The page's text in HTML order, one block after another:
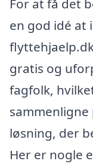
For at få det
en god idé at
gratis og
fagfolk,
løsning, der
Her er nogle